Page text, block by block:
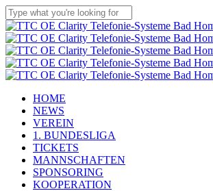
Skip
to
main
content
Close
Search
Menu
HOME
NEWS
VEREIN
1. BUNDESLIGA
TICKETS
MANNSCHAFTEN
SPONSORING
KOOPERATION